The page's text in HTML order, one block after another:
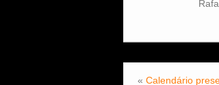
« Calendário